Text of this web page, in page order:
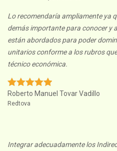
Lo recomendaría ampliamente ya
demás importante para conocer y
están abordados para poder
unitarios conforme a los rubros
técnico económica.
Roberto Manuel Tovar Vadillo
Redtova
Integrar adecuadamente los